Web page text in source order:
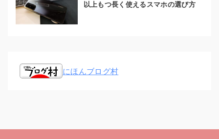
以上もつ長く使えるスマホの選び方
にほんブログ村